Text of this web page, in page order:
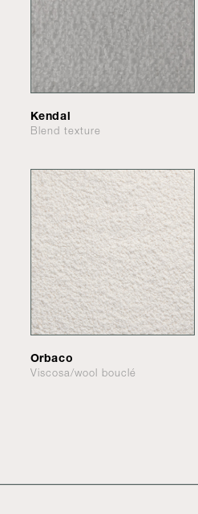
Kendal
Blend texture
Orbaco
Viscosa/wool bouclé